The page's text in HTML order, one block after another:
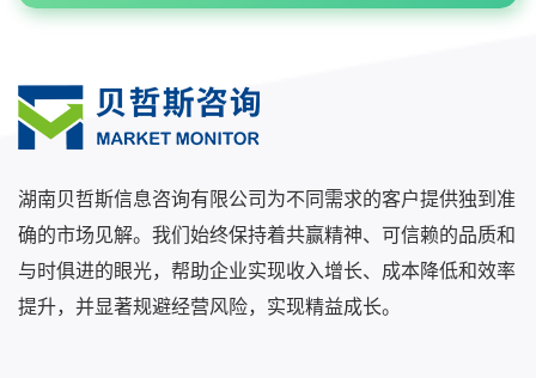
湖南贝哲斯信息咨询有限公司为不同需求的客户提供独到准
确的市场见解。我们始终保持着共赢精神、可信赖的品质和
与时俱进的眼光，帮助企业实现收入增长、成本降低和效率
提升，并显著规避经营风险，实现精益成长。